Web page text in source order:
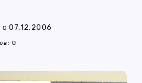
07.12.2006
0